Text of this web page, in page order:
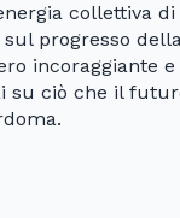
collettiva di
progresso
incoraggiante
su ciò che il